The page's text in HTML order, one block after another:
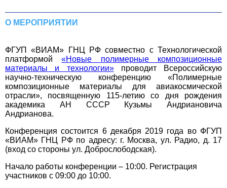
О МЕРОПРИЯТИИ
ФГУП «ВИАМ» ГНЦ РФ совместно с Технологической
платформой«Новые полимерные композиционные
материалы и технологии»проводит Всероссийскую
научно-техническую конференцию «Полимерные
композиционные материалы для авиакосмической
отрасли», посвященную 115-летию со дня рождения
академика АН СССР Кузьмы Андриановича
Андрианова.
Конференция состоится 6 декабря 2019 года во ФГУП
«ВИАМ» ГНЦ РФ по адресу: г. Москва, ул. Радио, д. 17
(вход со стороны ул. Доброслободская).
Начало работы конференции – 10:00. Регистрация
участников с 09:00 до 10:00.